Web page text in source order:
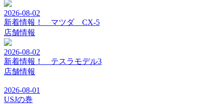
2026-08-02
新着情報！ マツダ CX-5
店舗情報
2026-08-02
新着情報！ テスラモデル3
店舗情報
2026-08-01
USJの巻